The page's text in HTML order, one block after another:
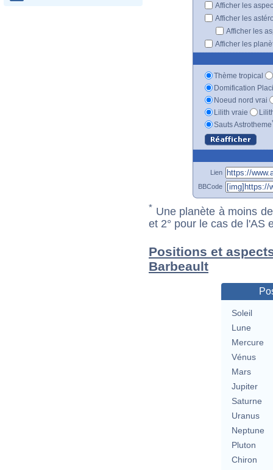
Afficher les
Afficher les
Afficher les
Afficher les
Thème tropical
Domification
Noeud nord vrai
Lilith vraie
Sauts Astrotheme
Lien
BBCode
* Une planète à moins
et 2° pour le cas de l'AS
Positions et
Barbeault
Soleil
Lune
Mercure
Vénus
Mars
Jupiter
Saturne
Uranus
Neptune
Pluton
Chiron